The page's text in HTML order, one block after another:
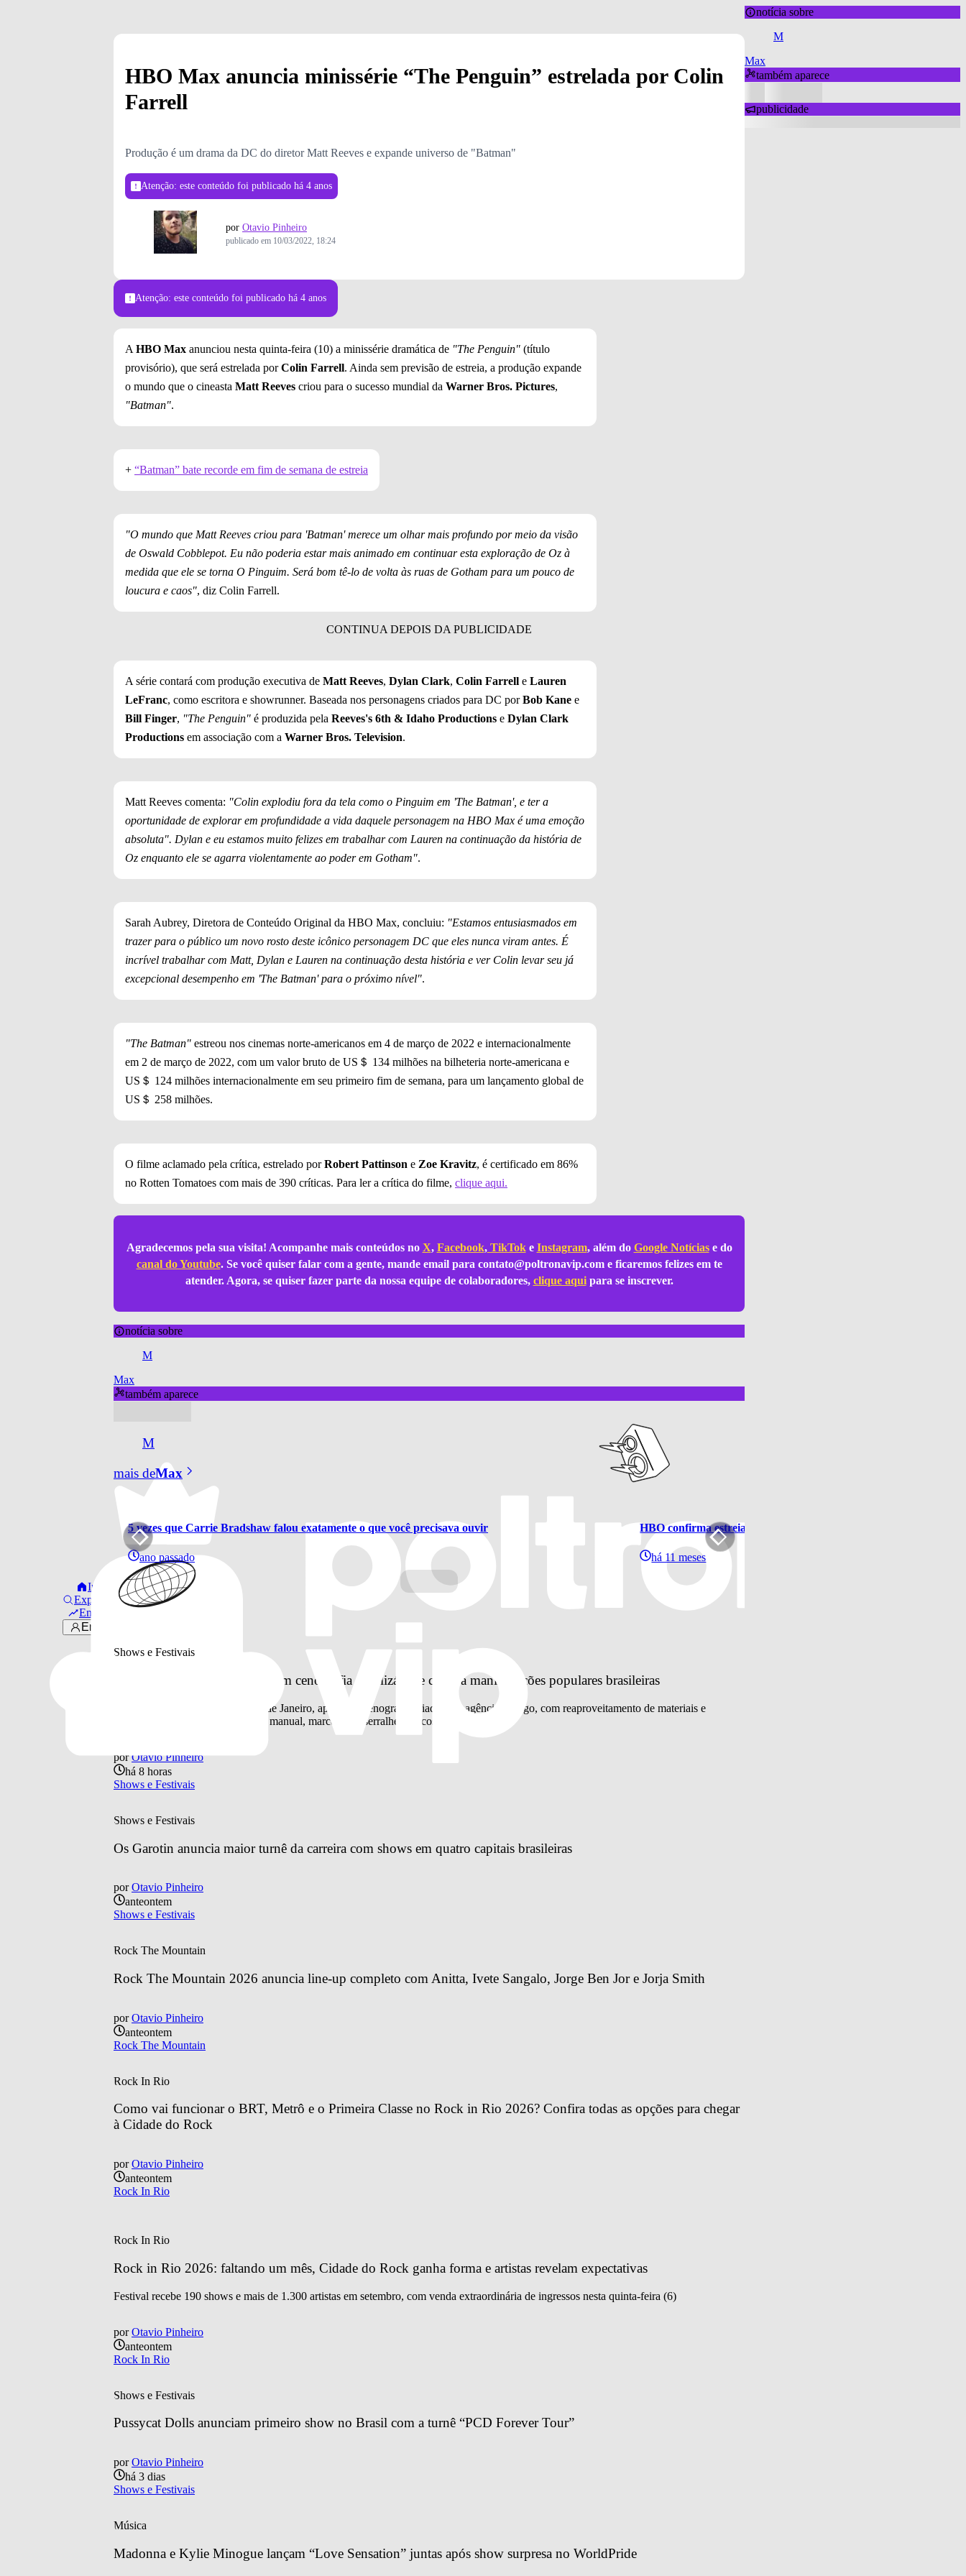
Início
Explorar
Em alta
Entrar
HBO Max anuncia minissérie “The Penguin” estrelada por Colin
Farrell
Produção é um drama da DC do diretor Matt Reeves e expande universo de "Batman"
Atenção: este conteúdo foi publicado há 4 anos
por Otavio Pinheiro
publicado em 10/03/2022, 18:24
Atenção: este conteúdo foi publicado há 4 anos
A HBO Max anunciou nesta quinta-feira (10) a minissérie dramática de "The Penguin" (título
provisório), que será estrelada porColin Farrell. Ainda sem previsão de estreia, a produção expande
o mundo que o cineasta Matt Reeves criou para o sucesso mundial da Warner Bros. Pictures,
"Batman".
+ “Batman” bate recorde em fim de semana de estreia
"O mundo que Matt Reeves criou para 'Batman' merece um olhar mais profundo por meio da visão
de Oswald Cobblepot. Eu não poderia estar mais animado em continuar esta exploração de Oz à
medida que ele se torna O Pinguim. Será bom tê-lo de volta às ruas de Gotham para um pouco de
loucura e caos", diz Colin Farrell.
A série contará com produção executiva de Matt Reeves, Dylan Clark, Colin Farrell e Lauren
LeFranc, como escritora e showrunner. Baseada nos personagens criados para DC porBob Kane e
Bill Finger, "The Penguin" é produzida pela Reeves's 6th & Idaho Productions e Dylan Clark
Productions em associação com a Warner Bros. Television.
Matt Reeves comenta: "Colin explodiu fora da tela como o Pinguim em 'The Batman', e ter a
oportunidade de explorar em profundidade a vida daquele personagem na HBO Max é uma emoção
absoluta". Dylan e eu estamos muito felizes em trabalhar com Lauren na continuação da história de
Oz enquanto ele se agarra violentamente ao poder em Gotham".
Sarah Aubrey, Diretora de Conteúdo Original da HBO Max, concluiu: "Estamos entusiasmados em
trazer para o público um novo rosto deste icônico personagem DC que eles nunca viram antes. É
incrível trabalhar com Matt, Dylan e Lauren na continuação desta história e ver Colin levar seu já
excepcional desempenho em 'The Batman' para o próximo nível".
"The Batman" estreou nos cinemas norte-americanos em 4 de março de 2022 e internacionalmente
em 2 de março de 2022, com um valor bruto de US＄ 134 milhões na bilheteria norte-americana e
US＄ 124 milhões internacionalmente em seu primeiro fim de semana, para um lançamento global de
US＄ 258 milhões.
O filme aclamado pela crítica, estrelado porRobert Pattinson e Zoe Kravitz, é certificado em 86%
no Rotten Tomatoes com mais de 390 críticas. Para ler a crítica do filme, clique aqui.
Agradecemos pela sua visita! Acompanhe mais conteúdos no X, Facebook,TikToke Instagram, além do Google Notíciase do
canal do Youtube. Se você quiser falar com a gente, mande email para contato@poltronavip.come ficaremos felizes em te
atender. Agora, se quiser fazer parte da nossa equipe de colaboradores, clique aquipara se inscrever.
notícia sobre
M
Max
também aparece
M
mais deMax
5 vezes que Carrie Bradshaw falou exatamente o que você precisava ouvir
ano passado
HBO confirma estreia de “IT: Bem-vindos a Derry” para outubro
há 11 meses
Shows e Festivais
Doce Maravilha 2026 aposta em cenografia reutilizável e celebra manifestações populares brasileiras
Quarta edição do festival, no Rio de Janeiro, apresenta cenografia criada pela agência Mango, com reaproveitamento de materiais e
processos artesanais como pintura manual, marcenaria, serralheria e costura
por Otavio Pinheiro
há 8 horas
Shows e Festivais
Shows e Festivais
Os Garotin anuncia maior turnê da carreira com shows em quatro capitais brasileiras
por Otavio Pinheiro
anteontem
Shows e Festivais
Rock The Mountain
Rock The Mountain 2026 anuncia line-up completo com Anitta, Ivete Sangalo, Jorge Ben Jor e Jorja Smith
por Otavio Pinheiro
anteontem
Rock The Mountain
Rock In Rio
Como vai funcionar o BRT, Metrô e o Primeira Classe no Rock in Rio 2026? Confira todas as opções para chegar
à Cidade do Rock
por Otavio Pinheiro
anteontem
Rock In Rio
Rock In Rio
Rock in Rio 2026: faltando um mês, Cidade do Rock ganha forma e artistas revelam expectativas
Festival recebe 190 shows e mais de 1.300 artistas em setembro, com venda extraordinária de ingressos nesta quinta-feira (6)
por Otavio Pinheiro
anteontem
Rock In Rio
Shows e Festivais
Pussycat Dolls anunciam primeiro show no Brasil com a turnê “PCD Forever Tour”
por Otavio Pinheiro
há 3 dias
Shows e Festivais
Música
Madonna e Kylie Minogue lançam “Love Sensation” juntas após show surpresa no WorldPride
notícia sobre
M
Max
também aparece
publicidade